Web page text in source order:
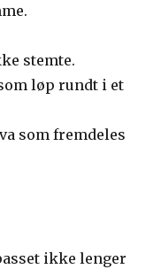
stemte.
løp rundt i et
som fremdeles
ikke lenger